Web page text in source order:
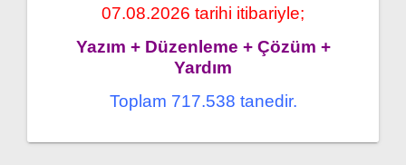
07.08.2026 tarihi itibariyle;
Yazım + Düzenleme + Çözüm +
Yardım
Toplam 717.538 tanedir.